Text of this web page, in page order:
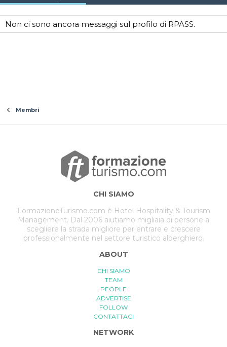
Non ci sono ancora messaggi sul profilo di RPASS.
Membri
CHI SIAMO
FormazioneTurismo.com è Hotel Hospitality & Tourism
Management. Dal 2006 aiutiamo migliaia di persone a
scegliere la strada migliore per entrare e crescere
professionalmente nel settore turistico alberghiero.
ABOUT
CHI SIAMO
TEAM
PEOPLE
ADVERTISE
FOLLOW
CONTATTACI
NETWORK